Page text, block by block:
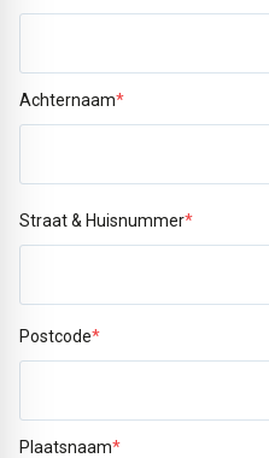
Achternaam*
Straat & Huisnummer*
Postcode*
Plaatsnaam*